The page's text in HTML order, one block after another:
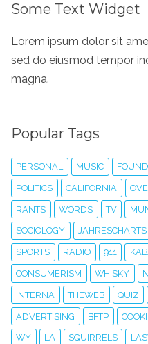
Some Text Widget
Lorem ipsum dolor sit
sed do eiusmod tempor
magna.
Popular Tags
PERSONAL MUSIC FOUND
POLITICS CALIFORNIA
RANTS WORDS TV
SOCIOLOGY JAHRESCHARTS
SPORTS RADIO 911
CONSUMERISM WHISKY
INTERNA THEWEB QUIZ
ADVERTISING BFTP
WY LA SQUIRRELS